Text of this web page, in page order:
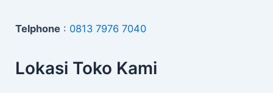
Telphone : 0813 7976 7040
Lokasi Toko Kami